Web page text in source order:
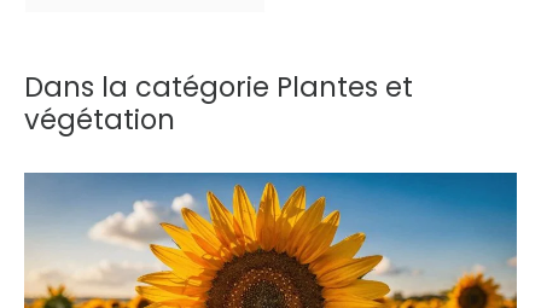
Dans la catégorie Plantes et
végétation